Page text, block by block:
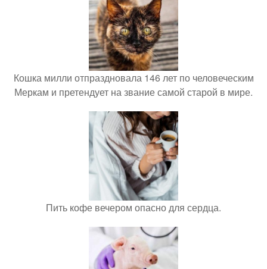
Кошка милли отпраздновала 146 лет по человеческим
Меркам и претендует на звание самой старой в мире.
Пить кофе вечером опасно для сердца.